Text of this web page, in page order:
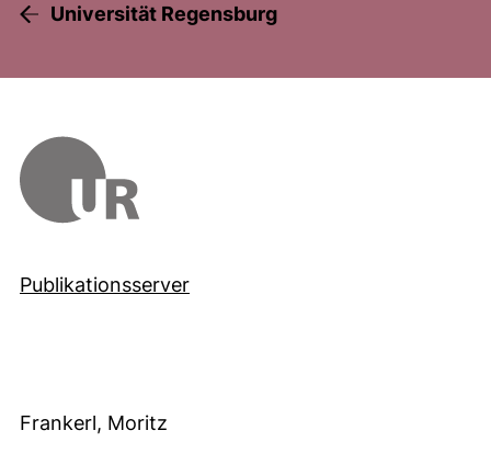
Universität Regensburg
Publikationsserver
Frankerl, Moritz